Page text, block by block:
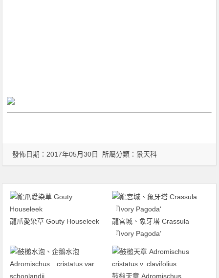
發佈日期：2017年05月30日 所屬分類：景天科
龍爪愛染草 Gouty Houseleek
龍宮城、象牙塔 Crassula
『Ivory Pagoda’
鼓槌天章 Adromischus